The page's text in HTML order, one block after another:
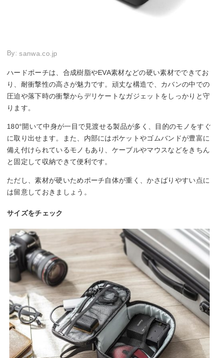
By:sanwa.co.jp
ハードポーチは、合成樹脂やEVA素材などの硬い素材でできてお
り、耐衝撃性の高さが魅力です。頑丈な構造で、カバンの中での
圧迫や落下時の衝撃からデリケートなガジェットをしっかりと守
ります。
180°開いて中身が一目で見渡せる製品が多く、目的のモノをすぐ
に取り出せます。また、内部にはポケットやゴムバンドが豊富に
備え付けられているモノもあり、ケーブルやマウスなどをきちん
と固定して収納できて便利です。
ただし、素材が硬いためポーチ自体が重く、かさばりやすい点に
は留意しておきましょう。
サイズをチェック